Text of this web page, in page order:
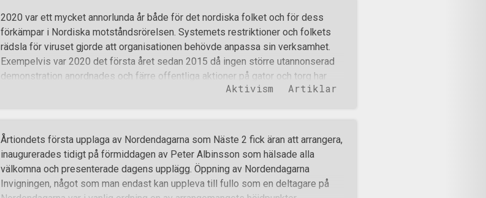
flyttade från Stockholmsområdet. Jag blev under några år allt mer libertariansk
av mig innan först sådana som Alex Jones och sedan sådant som 2015 års
flyktingvåg fick mig att först bli allt mer kritisk till massinvandring och slutligen
när jag upptäckte Nordiska motståndsrörelsen så blev jag nationell.
Sammanfattningsvis kan man väl säga att vägen till där jag befinne
2020 var ett mycket annorlunda år både för det nordiska folket och för dess
förkämpar i Nordiska motståndsrörelsen. Systemets restriktioner och folkets
rädsla för viruset gjorde att organisationen behövde anpassa sin verksamhet.
Exempelvis var 2020 det första året sedan 2015 då ingen större utannonserad
demonstration anordnades och färre offentliga aktioner på gator och torg har
genomförts än i vanliga fall. Istället har mer fokus lagts på andra viktiga delar av
fortfarande genomförts offentliga aktioner. Antingen flygbladsutdelningar eller
ståendes med banderoll och fanor över broar, ungefär 1,5 gång i veckan under
året. Detta är inte på något vis en dålig siffra, men färre än vad det varit de
senaste åren innan. Under 2020 har det totalt skickats in 1439* kamprapporter.
Medräknat de större aktioner som rapporterats om som artiklar ist
Aktivism Artiklar
Årtiondets första upplaga av Nordendagarna som Näste 2 fick äran att arrangera,
inaugurerades tidigt på förmiddagen av Peter Albinsson som hälsade alla
välkomna och presenterade dagens upplägg. Öppning av Nordendagarna
Invigningen, något som man endast kan uppleva till fullo som en deltagare på